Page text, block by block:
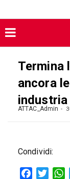
Termina
ancora
industria
ATTAC_Admin
Condividi:
Facebook